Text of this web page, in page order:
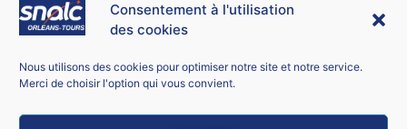
Consentement à l'utilisation
des cookies
Nous utilisons des cookies pour optimiser notre site et notre service.
Merci de choisir l'option qui vous convient.
SII option ingénierie mécanique
Barème du
dernier
entrant